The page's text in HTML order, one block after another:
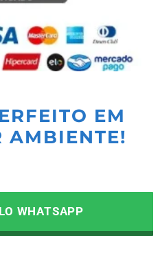
EM
AMBIENTE!
WHATSAPP